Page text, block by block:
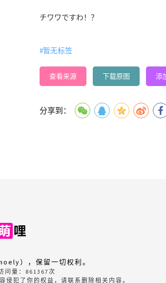
チワワですわ！？
#暂无标签
查看来源 下载原图 添
分享到：
），保留一切权利。
问量： 861367次
侵犯了你的权益，请联系删除相关内容。